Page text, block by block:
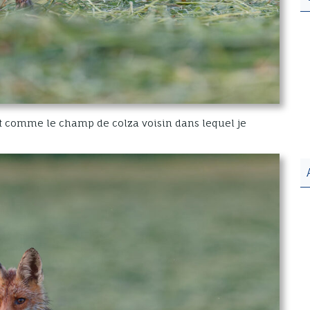
comme le champ de colza voisin dans lequel je